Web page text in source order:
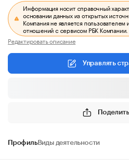
Информация носит справочный
основании данных из открытых
Компания не является пользователем
отношений с сервисом РБК Компании.
Редактировать описание
Управлять
ПрофильВиды деятельности